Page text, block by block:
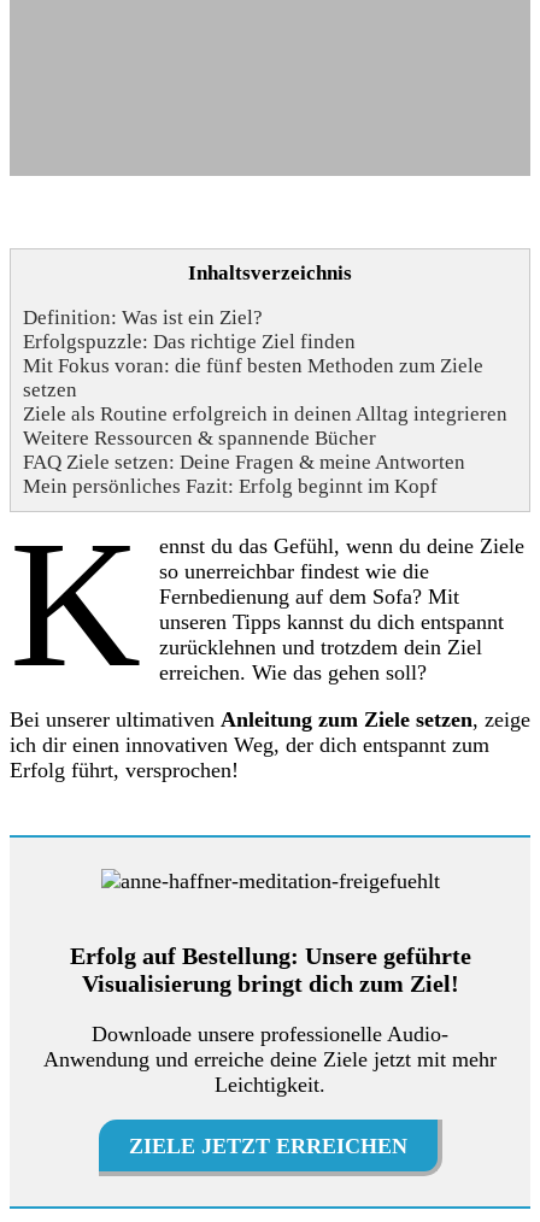
Inhaltsverzeichnis
Definition: Was ist ein Ziel?
Erfolgspuzzle: Das richtige Ziel finden
Mit Fokus voran: die fünf besten Methoden zum Ziele
setzen
Ziele als Routine erfolgreich in deinen Alltag integrieren
Weitere Ressourcen & spannende Bücher
FAQ Ziele setzen: Deine Fragen & meine Antworten
Mein persönliches Fazit: Erfolg beginnt im Kopf
K
ennst du das Gefühl, wenn du deine Ziele
so unerreichbar findest wie die
Fernbedienung auf dem Sofa? Mit
unseren Tipps kannst du dich entspannt
zurücklehnen und trotzdem dein Ziel
erreichen. Wie das gehen soll?
Bei unserer ultimativen Anleitung zum Ziele setzen, zeige
ich dir einen innovativen Weg, der dich entspannt zum
Erfolg führt, versprochen!
Erfolg auf Bestellung: Unsere geführte
Visualisierung bringt dich zum Ziel!
Downloade unsere professionelle Audio-
Anwendung und erreiche deine Ziele jetzt mit mehr
Leichtigkeit.
ZIELE JETZT ERREICHEN